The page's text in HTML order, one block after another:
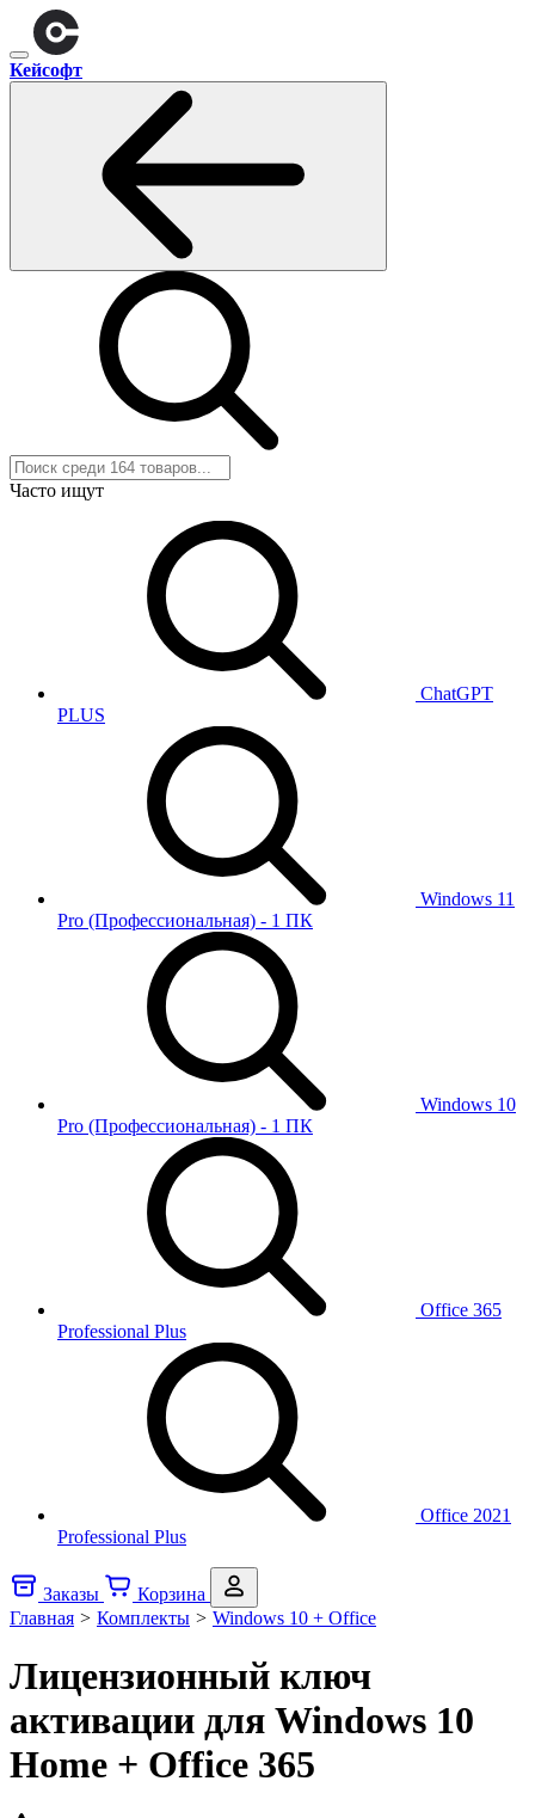
Кейсофт
Часто ищут
ChatGPT
PLUS
Windows 11
Pro (Профессиональная) - 1 ПК
Windows 10
Pro (Профессиональная) - 1 ПК
Office 365
Professional Plus
Office 2021
Professional Plus
Заказы
Корзина
Главная > Комплекты > Windows 10 + Office
Лицензионный ключ
активации для Windows 10
Home + Office 365